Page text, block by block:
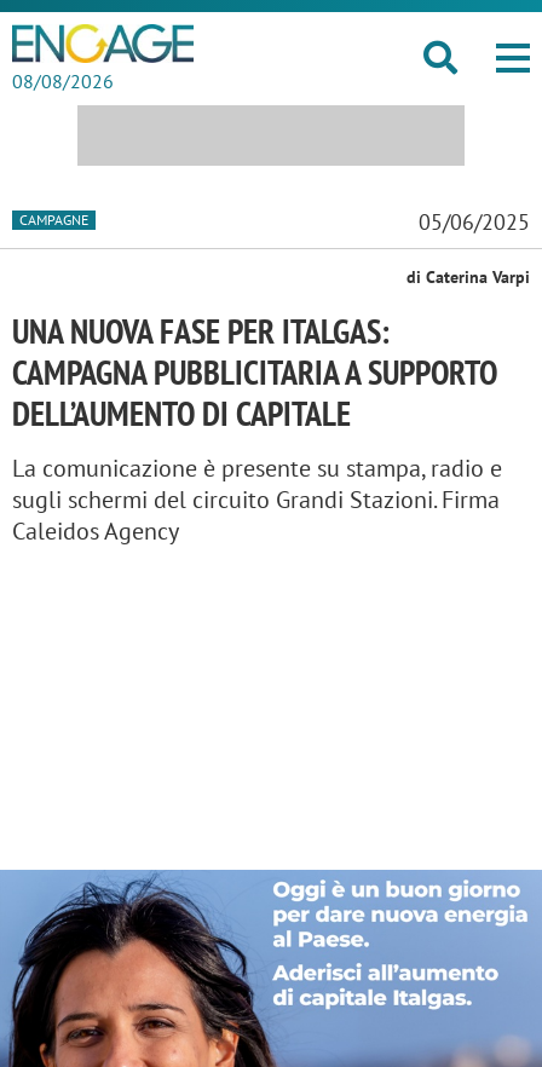
08/08/2026
CAMPAGNE 05/06/2025
di Caterina Varpi
UNA NUOVA FASE PER ITALGAS:
CAMPAGNA PUBBLICITARIA A SUPPORTO
DELL’AUMENTO DI CAPITALE
La comunicazione è presente su stampa, radio e
sugli schermi del circuito Grandi Stazioni. Firma
Caleidos Agency